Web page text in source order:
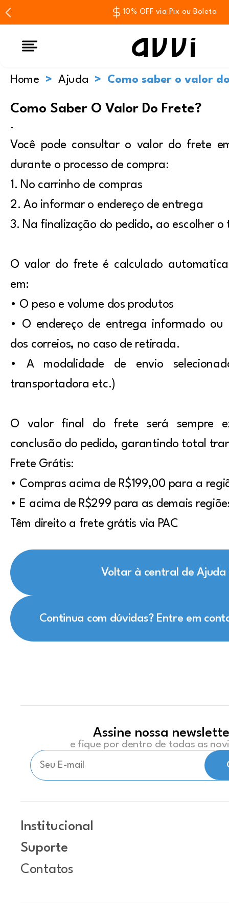
10% OFF via Pix ou Boleto
Home Ajuda Como saber o valor
Como Saber O Valor Do Frete?
.
Você pode consultar o valor do frete
durante o processo de compra:
1. No carrinho de compras
2. Ao informar o endereço de entrega
3. Na finalização do pedido, ao escolher o
O valor do frete é calculado
em:
• O peso e volume dos produtos
• O endereço de entrega informado ou
dos correios, no caso de retirada.
• A modalidade de envio
transportadora etc.)
O valor final do frete será sempre
conclusão do pedido, garantindo total
Frete Grátis:
• Compras acima de R$199,00 para a
• E acima de R$299 para as demais
Têm direito a frete grátis via PAC
Voltar à central de Ajuda
Continua com dúvidas? Entre em
Assine nossa
e fique por dentro de todas as
Institucional
Suporte
Contatos